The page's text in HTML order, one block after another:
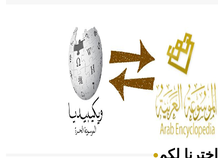
الحكم، الأدلة، تنظيم التغذية، ورسالته في جروح الرأس. ويعود
له الفضل بأنه حرر الطب من الدين والفلسفة.
- هل تعلم أن المرجان إفراز حيواني يتكون في البحر ويتركب
من مادة كربونات الكلسيوم، وهو أحمر أو شديد الحمرة وهو
أجود أنواعه، ويمتاز بكبر الحجم ويسمى الش